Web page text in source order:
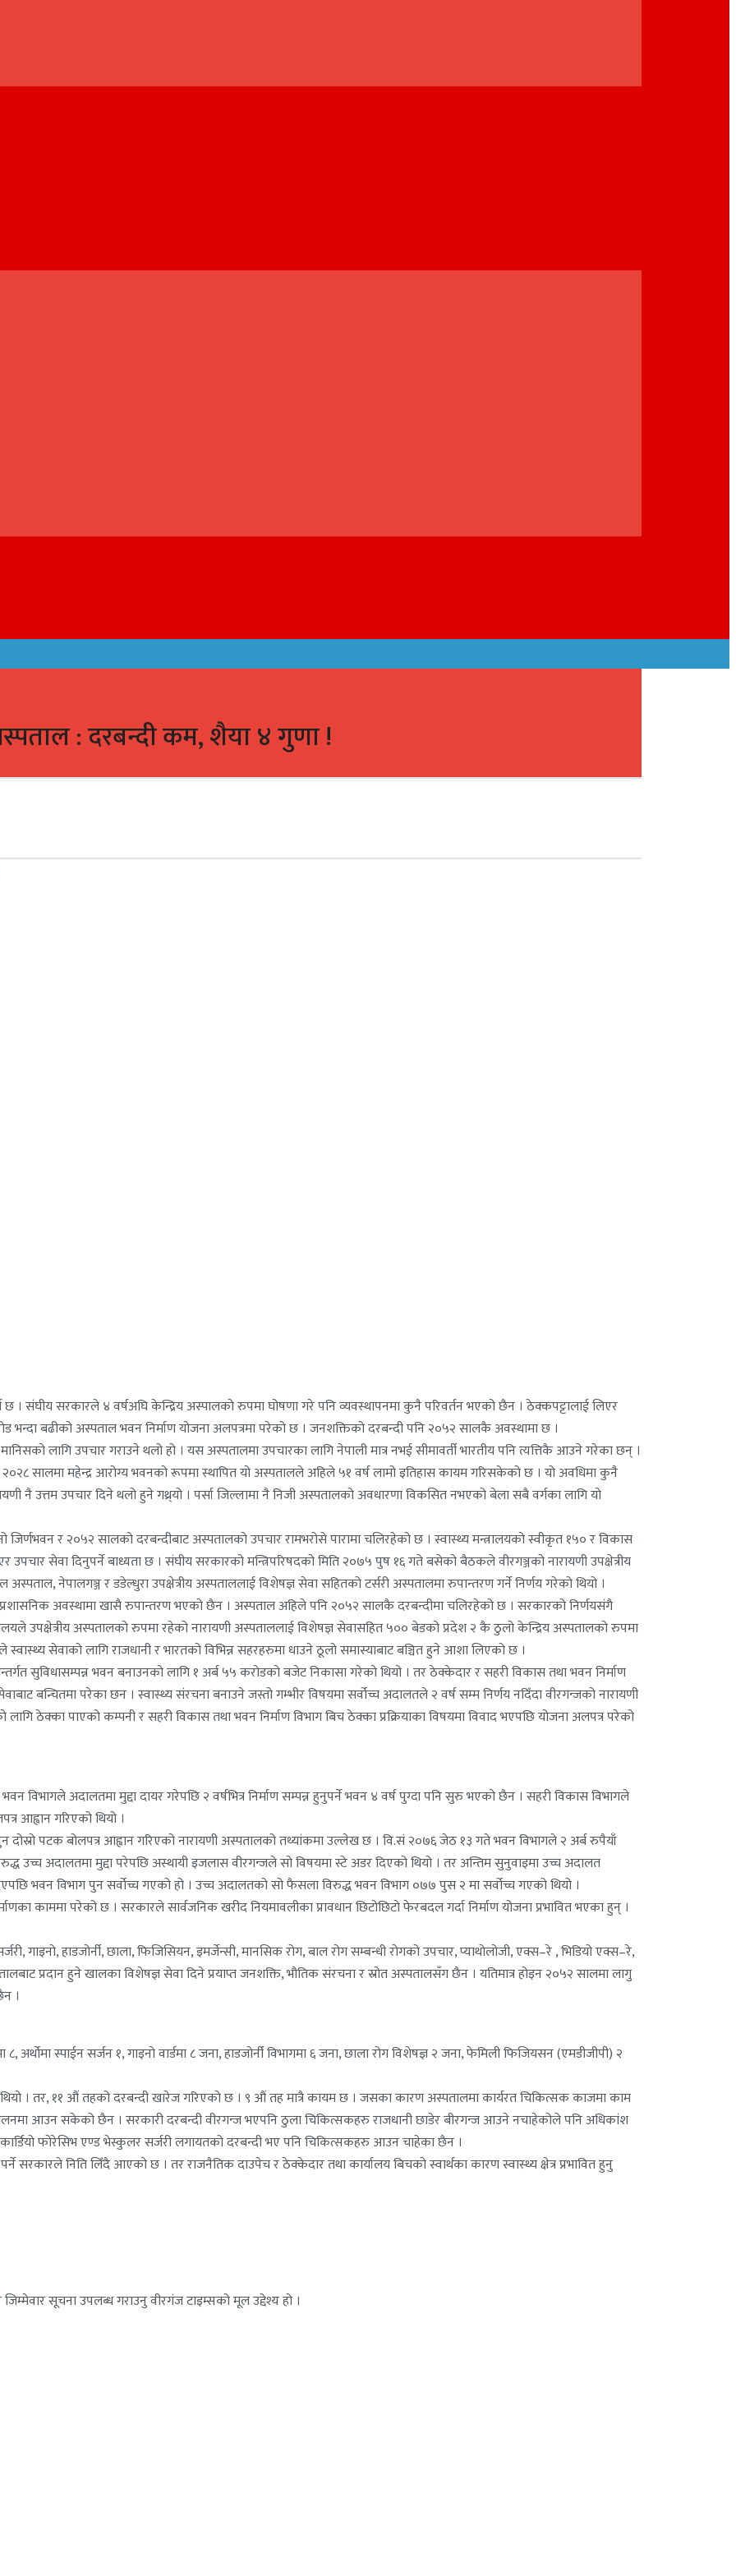
: दरबन्दी कम, शैया ४ गुणा !
छ । संघीय सरकारले ४ वर्षअघि केन्द्रिय अस्पालको रुपमा घोषणा गरे पनि व्यवस्थापनमा कुनै परिवर्तन भएको छैन । ठेक्कपट्टालाई लिएर
बढीको अस्पताल भवन निर्माण योजना अलपत्रमा परेको छ । जनशक्तिको दरबन्दी पनि २०५२ सालकै अवस्थामा छ ।
लागि उपचार गराउने थलो हो । यस अस्पतालमा उपचारका लागि नेपाली मात्र नभई सीमावर्ती भारतीय पनि त्यत्तिकै आउने गरेका छन् ।
२०२८ सालमा महेन्द्र आरोग्य भवनको रूपमा स्थापित यो अस्पतालले अहिले ५१ वर्ष लामो इतिहास कायम गरिसकेको छ । यो अवधिमा कुनै
नै उत्तम उपचार दिने थलो हुने गथ्र्यो । पर्सा जिल्लामा नै निजी अस्पतालको अवधारणा विकसित नभएको बेला सबै वर्गका लागि यो
जिर्णभवन र २०५२ सालको दरबन्दीबाट अस्पतालको उपचार रामभरोसे पारामा चलिरहेको छ । स्वास्थ्य मन्त्रालयको स्वीकृत १५० र विकास
सेवा दिनुपर्ने बाध्यता छ । संघीय सरकारको मन्त्रिपरिषदको मिति २०७५ पुष १६ गते बसेको बैठकले वीरगञ्जको नारायणी उपक्षेत्रीय
नेपालगञ्ज र डडेल्धुरा उपक्षेत्रीय अस्पताललाई विशेषज्ञ सेवा सहितको टर्सरी अस्पतालमा रुपान्तरण गर्ने निर्णय गरेको थियो ।
अवस्थामा खासै रुपान्तरण भएको छैन । अस्पताल अहिले पनि २०५२ सालकै दरबन्दीमा चलिरहेको छ । सरकारको निर्णयसंगै
उपक्षेत्रीय अस्पतालको रुपमा रहेको नारायणी अस्पताललाई विशेषज्ञ सेवासहित ५०० बेडको प्रदेश २ कै ठुलो केन्द्रिय अस्पतालको रुपमा
स्वास्थ्य सेवाको लागि राजधानी र भारतको विभिन्न सहरहरुमा धाउने ठूलो समास्याबाट बञ्चित हुने आशा लिएको छ ।
सुविधासम्पन्न भवन बनाउनको लागि १ अर्ब ५५ करोडको बजेट निकासा गरेको थियो । तर ठेक्केदार र सहरी विकास तथा भवन निर्माण
बन्चितमा परेका छन । स्वास्थ्य संरचना बनाउने जस्तो गम्भीर विषयमा सर्वोच्च अदालतले २ वर्ष सम्म निर्णय नदिँदा वीरगन्जको नारायणी
ठेक्का पाएको कम्पनी र सहरी विकास तथा भवन निर्माण विभाग बिच ठेक्का प्रक्रियाका विषयमा विवाद भएपछि योजना अलपत्र परेको
अदालतमा मुद्दा दायर गरेपछि २ वर्षभित्र निर्माण सम्पन्न हुनुपर्ने भवन ४ वर्ष पुग्दा पनि सुरु भएको छैन । सहरी विकास विभागले
आह्वान गरिएको थियो ।
पटक बोलपत्र आह्वान गरिएको नारायणी अस्पतालको तथ्यांकमा उल्लेख छ । वि.सं २०७६ जेठ १३ गते भवन विभागले २ अर्ब रुपैयाँ
उच्च अदालतमा मुद्दा परेपछि अस्थायी इजलास वीरगन्जले सो विषयमा स्टे अडर दिएको थियो । तर अन्तिम सुनुवाइमा उच्च अदालत
भवन विभाग पुन सर्वोच्च गएको हो । उच्च अदालतको सो फैसला विरुद्ध भवन विभाग ०७७ पुस २ मा सर्वोच्च गएको थियो ।
काममा परेको छ । सरकारले सार्वजनिक खरीद नियमावलीका प्रावधान छिटोछिटो फेरबदल गर्दा निर्माण योजना प्रभावित भएका हुन् ।
गाइनो, हाडजोर्नी, छाला, फिजिसियन, इमर्जेन्सी, मानसिक रोग, बाल रोग सम्बन्धी रोगको उपचार, प्याथोलोजी, एक्स–रे , भिडियो एक्स–रे,
प्रदान हुने खालका विशेषज्ञ सेवा दिने प्रयाप्त जनशक्ति, भौतिक संरचना र स्रोत अस्पतालसँग छैन । यतिमात्र होइन २०५२ सालमा लागु
।
अर्थोमा स्पाईन सर्जन १, गाइनो वार्डमा ८ जना, हाडजोर्नी विभागमा ६ जना, छाला रोग विशेषज्ञ २ जना, फेमिली फिजियसन (एमडीजीपी) २
। तर, ११ औं तहको दरबन्दी खारेज गरिएको छ । ९ औं तह मात्रै कायम छ । जसका कारण अस्पतालमा कार्यरत चिकित्सक काजमा काम
आउन सकेको छैन । सरकारी दरबन्दी वीरगन्ज भएपनि ठुला चिकित्सकहरु राजधानी छाडेर बीरगन्ज आउने नचाहेकोले पनि अधिकांश
कार्डियो फोरेसिभ एण्ड भेस्कुलर सर्जरी लगायतको दरबन्दी भए पनि चिकित्सकहरु आउन चाहेका छैन ।
निति लिँदै आएको छ । तर राजनैतिक दाउपेच र ठेक्केदार तथा कार्यालय बिचको स्वार्थका कारण स्वास्थ्य क्षेत्र प्रभावित हुनु
जिम्मेवार सूचना उपलब्ध गराउनु वीरगंज टाइम्सको मूल उद्देश्य हो ।